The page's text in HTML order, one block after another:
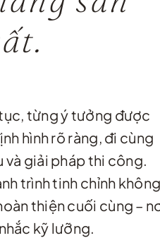
từng ý tưởng được
hình rõ ràng, đi cùng
và giải pháp thi công.
trình tinh chỉnh không
thiện cuối cùng –
kỹ lưỡng.